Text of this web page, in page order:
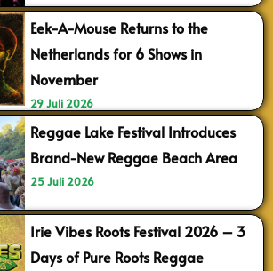
Eek-A-Mouse Returns to the
Netherlands for 6 Shows in
November
29 Juli 2026
Reggae Lake Festival Introduces
Brand-New Reggae Beach Area
25 Juli 2026
Irie Vibes Roots Festival 2026 – 3
Days of Pure Roots Reggae